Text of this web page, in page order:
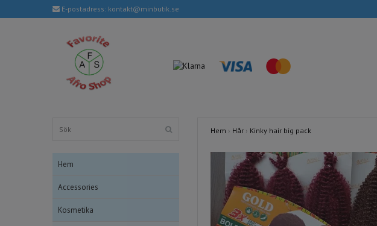
E-postadress: kontakt@minbutik.se
Hem
Accessories
Kosmetika
Hem › Hår › Kinky hair big pack